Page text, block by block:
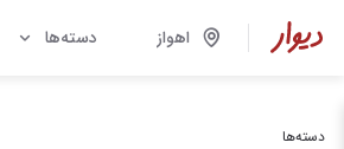
اهواز دسته‌ها
دسته‌ها